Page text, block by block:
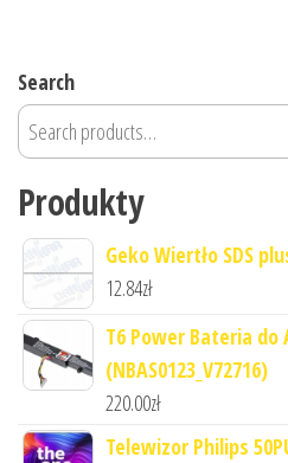
Search
Produkty
Geko Wiertło SDS
12.84zł
T6 Power Bateria do
(NBAS0123_V72716)
220.00zł
Telewizor Philips